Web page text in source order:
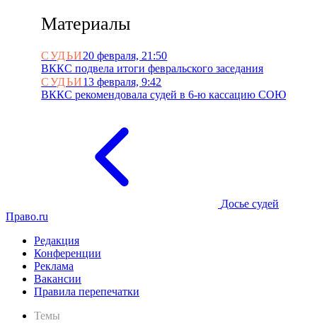
Материалы
СУДЬИ20 февраля, 21:50
ВККС подвела итоги февральского заседания
СУДЬИ13 февраля, 9:42
ВККС рекомендовала судей в 6-ю кассацию СОЮ
Досье судей
Право.ru
Редакция
Конференции
Реклама
Вакансии
Правила перепечатки
Темы